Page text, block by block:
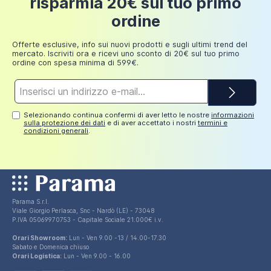
Fino a
euro
ordine
Offerte esclusive, info sui nuovi prodotti e sugli ultimi trend del
mercato. Iscriviti ora e ricevi uno sconto di 20€ sul tuo primo
ordine con spesa minima di 599€.
e-
Selezionando continua confermi di aver letto le nostreinformazioni
sulla protezione dei dati e di aver accettato i nostritermini e
condizioni generali.
Parama S.r.l.
Viale Giorgio Perlasca, Snc - Nardò (LE) - 73048
P.IVA 05069970753 - Capitale Sociale 21.000€ i.v.
Orari Showroom: Lun - Ven 9.00 -13 / 14.00-17.30
Sabato e Domenica chiuso
Orari Logistica: Lun - Ven 9.00 - 16.00